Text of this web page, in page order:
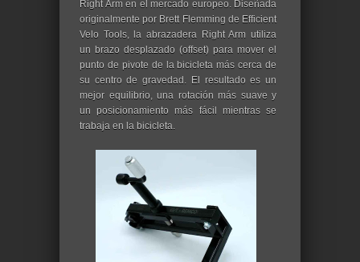
Right Arm en el mercado europeo. Diseñada
originalmente por Brett Flemming de Efficient
Velo Tools, la abrazadera Right Arm utiliza
un brazo desplazado (offset) para mover el
punto de pivote de la bicicleta más cerca de
su centro de gravedad. El resultado es un
mejor equilibrio, una rotación más suave y
un posicionamiento más fácil mientras se
trabaja en la bicicleta.